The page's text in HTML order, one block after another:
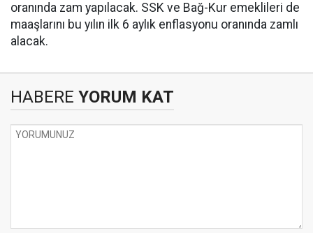
oranında zam yapılacak. SSK ve Bağ-Kur emeklileri de
maaşlarını bu yılın ilk 6 aylık enflasyonu oranında zamlı
alacak.
HABERE YORUM KAT